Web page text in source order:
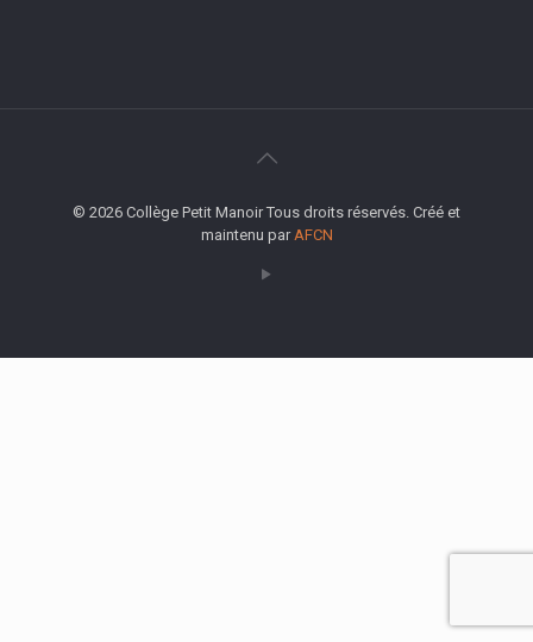
© 2026 Collège Petit Manoir Tous droits réservés. Créé et
maintenu parAFCN